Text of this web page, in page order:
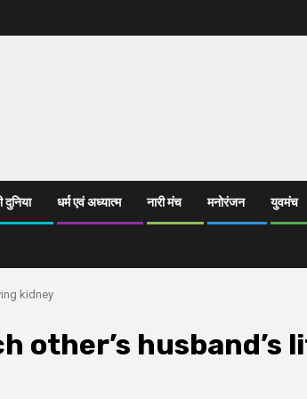
धर्म एवं अध्यात्म नारी मंच मनोरंजन युवमंच
kidney
other’s husband’s